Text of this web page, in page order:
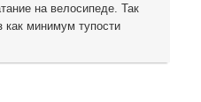
на велосипеде. Так
как минимум тупости